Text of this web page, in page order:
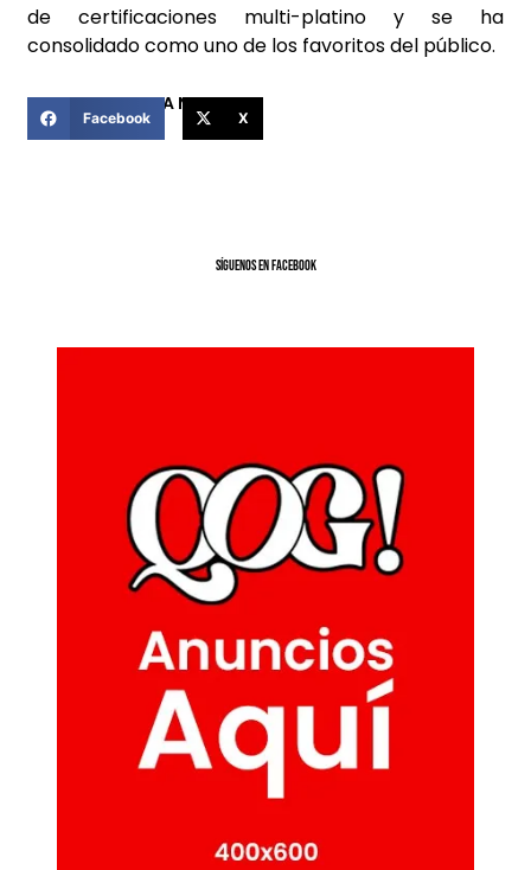
de certificaciones multi-platino y se ha
consolidado como uno de los favoritos del público.
COMPARTIR ESTA NOTICIA
Facebook X
SíGUENOS EN FACEBOOK